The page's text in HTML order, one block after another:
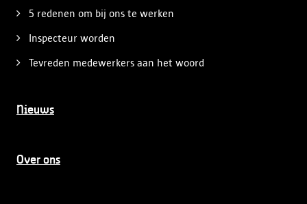
5 redenen om bij ons te werken
Inspecteur worden
Tevreden medewerkers aan het woord
Nieuws
Over ons